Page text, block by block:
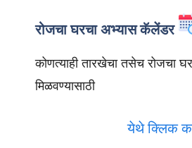
रोजचा घरचा अभ्यास कॅलेंडर
कोणत्याही तारखेचा तसेच रोजचा
मिळवण्यासाठी
येथे क्लिक